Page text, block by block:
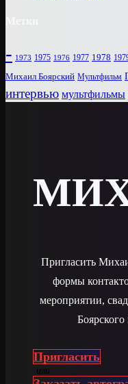
- 1973 1975 1976 1977 1978
Михаил Боярский Мультфильм
интервью мультфильмы
Пригласить
формы
мероприятии,
Пригласить
или